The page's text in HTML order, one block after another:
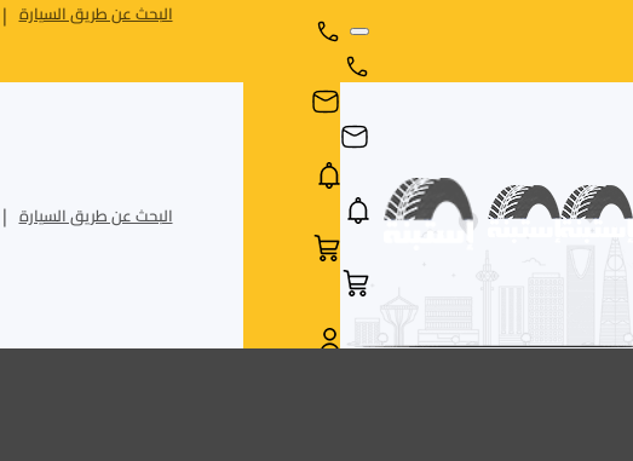
البحث عن طريق السيارة
البحث عن طريق السيارة